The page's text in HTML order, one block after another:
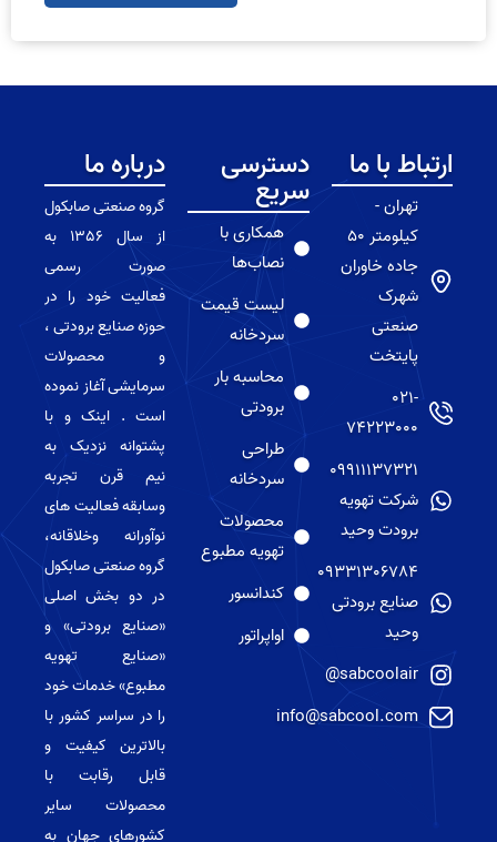
ارتباط با ما
تهران -
کیلومتر 50
جاده خاوران
شهرک
صنعتی
پایتخت
021-
74223000
09911137321
شرکت تهویه
برودت وحید
09331306784
صنایع برودتی
وحید
sabcoolair@
info@sabcool.com
دسترسی
سریع
همکاری با
نصاب‌ها
لیست قیمت
سردخانه
محاسبه بار
برودتی
طراحی
سردخانه
محصولات
تهویه مطبوع
کندانسور
اواپراتور
درباره ما
گروه صنعتی صابکول
از سال 1356 به
صورت رسمی
فعالیت خود را در
حوزه صنایع برودتی ،
و محصولات
سرمایشی آغاز نموده
است . اینک و با
پشتوانه نزدیک به
نیم قرن تجربه
وسابقه فعالیت های
نوآورانه وخلاقانه،
گروه صنعتی صابکول
در دو بخش اصلی
«صنایع برودتی» و
«صنایع تهویه
مطبوع» خدمات خود
را در سراسر کشور با
بالاترین کیفیت و
قابل رقابت با
محصولات سایر
کشورهای جهان به